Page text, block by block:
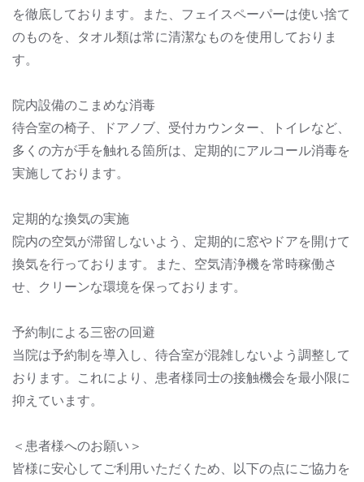
を徹底しております。また、フェイスペーパーは使い捨て
のものを、タオル類は常に清潔なものを使用しておりま
す。
院内設備のこまめな消毒
待合室の椅子、ドアノブ、受付カウンター、トイレなど、
多くの方が手を触れる箇所は、定期的にアルコール消毒を
実施しております。
定期的な換気の実施
院内の空気が滞留しないよう、定期的に窓やドアを開けて
換気を行っております。また、空気清浄機を常時稼働さ
せ、クリーンな環境を保っております。
予約制による三密の回避
当院は予約制を導入し、待合室が混雑しないよう調整して
おります。これにより、患者様同士の接触機会を最小限に
抑えています。
＜患者様へのお願い＞
皆様に安心してご利用いただくため、以下の点にご協力を